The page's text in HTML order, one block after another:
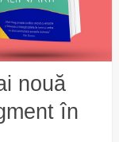
nouă
în